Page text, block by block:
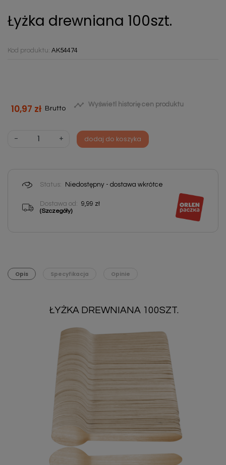
Łyżka drewniana 100szt.
Kod produktu: AK54474
10,97 zł Brutto  Wyświetl historię cen produktu
- + dodaj do koszyka
Status: Niedostępny - dostawa wkrótce
Dostawa od: 9,99 zł
(Szczegóły)
Opis Specyfikacja Opinie
ŁYŻKA DREWNIANA 100SZT.